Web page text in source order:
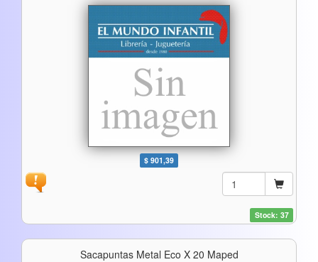
$ 901,39
Stock: 37
Sacapuntas Metal Eco X 20 Maped